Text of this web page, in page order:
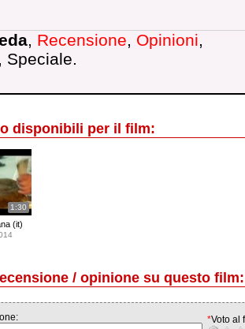
, Recensione, Opinioni,
Speciale.
disponibili per il film:
1:30
(it)
/ opinione su questo
*Voto al